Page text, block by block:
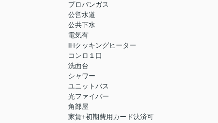
プロパンガス
公営水道
公共下水
電気有
IHクッキングヒーター
コンロ１口
洗面台
シャワー
ユニットバス
光ファイバー
角部屋
家賃+初期費用カード決済可